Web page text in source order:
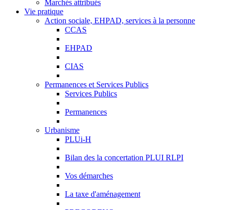
Marchés attribués
Vie pratique
Action sociale, EHPAD, services à la personne
CCAS
EHPAD
CIAS
Permanences et Services Publics
Services Publics
Permanences
Urbanisme
PLUi-H
Bilan des la concertation PLUI RLPI
Vos démarches
La taxe d'aménagement